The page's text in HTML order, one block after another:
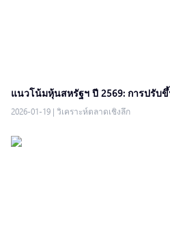
แนวโน้มหุ้นสหรัฐฯ ปี 2569: การปรับ
2026-01-19 | วิเคราะห์ตลาดเชิงลึก